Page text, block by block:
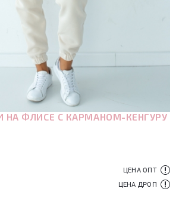
НА ФЛИСЕ С КАРМАНОМ-КЕНГУРУ
ЦЕНА ОПТ
ЦЕНА ДРОП